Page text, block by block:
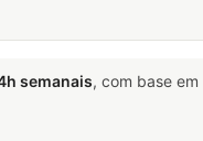
semanais, com base em